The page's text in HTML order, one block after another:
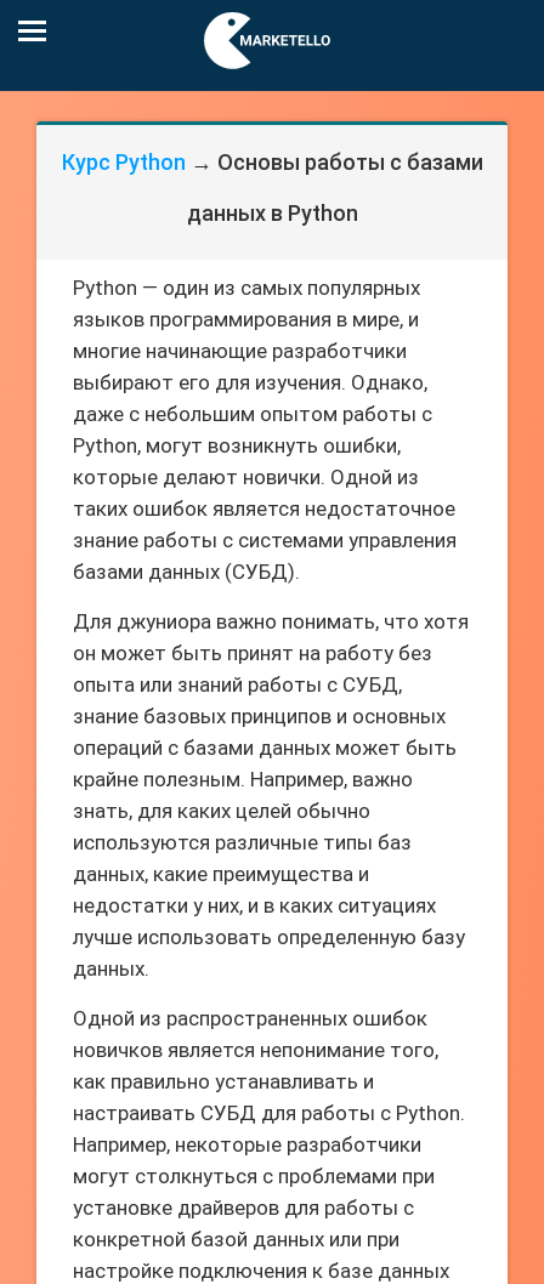
Курс Python → Основы работы с базами
данных в Python
Python — один из самых популярных
языков программирования в мире, и
многие начинающие разработчики
выбирают его для изучения. Однако,
даже с небольшим опытом работы с
Python, могут возникнуть ошибки,
которые делают новички. Одной из
таких ошибок является недостаточное
знание работы с системами управления
базами данных (СУБД).
Для джуниора важно понимать, что хотя
он может быть принят на работу без
опыта или знаний работы с СУБД,
знание базовых принципов и основных
операций с базами данных может быть
крайне полезным. Например, важно
знать, для каких целей обычно
используются различные типы баз
данных, какие преимущества и
недостатки у них, и в каких ситуациях
лучше использовать определенную базу
данных.
Одной из распространенных ошибок
новичков является непонимание того,
как правильно устанавливать и
настраивать СУБД для работы с Python.
Например, некоторые разработчики
могут столкнуться с проблемами при
установке драйверов для работы с
конкретной базой данных или при
настройке подключения к базе данных